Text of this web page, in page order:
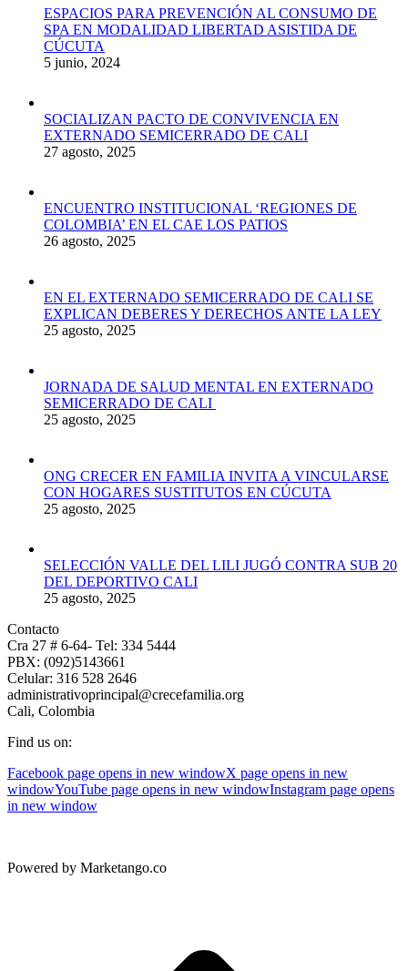
ESPACIOS PARA PREVENCIÓN AL CONSUMO DE
SPA EN MODALIDAD LIBERTAD ASISTIDA DE
CÚCUTA
5 junio, 2024
SOCIALIZAN PACTO DE CONVIVENCIA EN
EXTERNADO SEMICERRADO DE CALI
27 agosto, 2025
ENCUENTRO INSTITUCIONAL ‘REGIONES DE
COLOMBIA’ EN EL CAE LOS PATIOS
26 agosto, 2025
EN EL EXTERNADO SEMICERRADO DE CALI SE
EXPLICAN DEBERES Y DERECHOS ANTE LA LEY
25 agosto, 2025
JORNADA DE SALUD MENTAL EN EXTERNADO
SEMICERRADO DE CALI
25 agosto, 2025
ONG CRECER EN FAMILIA INVITA A VINCULARSE
CON HOGARES SUSTITUTOS EN CÚCUTA
25 agosto, 2025
SELECCIÓN VALLE DEL LILI JUGÓ CONTRA SUB 20
DEL DEPORTIVO CALI
25 agosto, 2025
Contacto
Cra 27 # 6-64- Tel: 334 5444
PBX: (092)5143661
Celular: 316 528 2646
administrativoprincipal@crecefamilia.org
Cali, Colombia
Find us on:
Facebook page opens in new windowX page opens in new
windowYouTube page opens in new windowInstagram page opens
in new window
Powered by Marketango.co